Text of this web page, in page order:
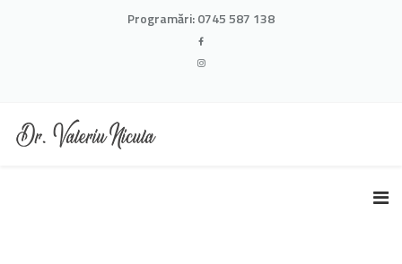
Programări:0745 587 138